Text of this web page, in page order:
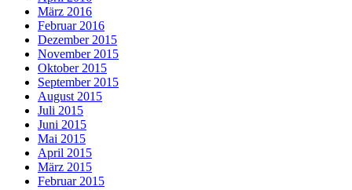
März 2016
Februar 2016
Dezember 2015
November 2015
Oktober 2015
September 2015
August 2015
Juli 2015
Juni 2015
Mai 2015
April 2015
März 2015
Februar 2015